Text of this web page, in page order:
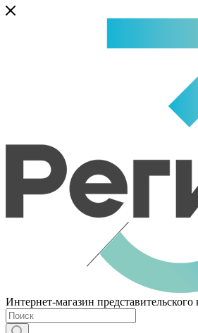
Интернет-магазин представительского